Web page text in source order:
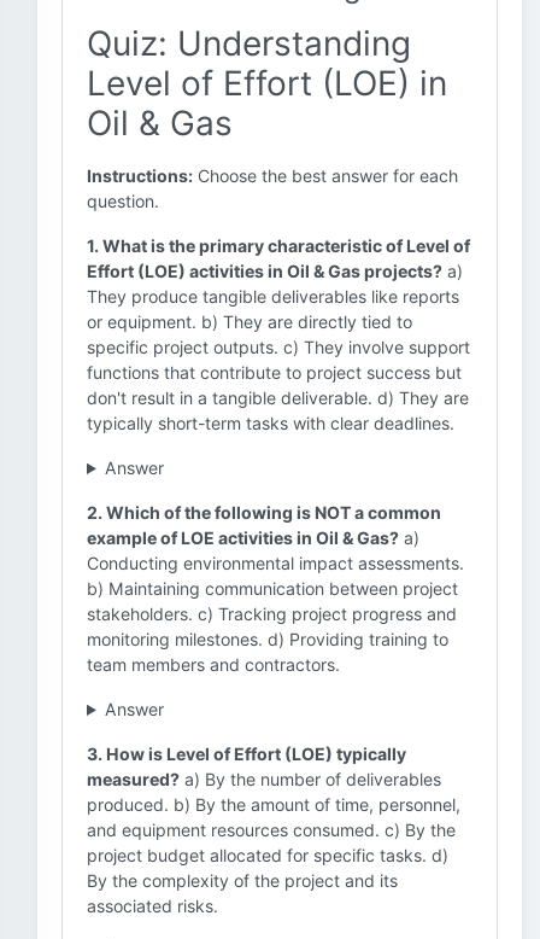
Quiz: Understanding
Level of Effort (LOE) in
Oil & Gas
Instructions: Choose the best answer for each
question.
1. What is the primary characteristic of Level of
Effort (LOE) activities in Oil & Gas projects? a)
They produce tangible deliverables like reports
or equipment. b) They are directly tied to
specific project outputs. c) They involve support
functions that contribute to project success but
don't result in a tangible deliverable. d) They are
typically short-term tasks with clear deadlines.
Answer
2. Which of the following is NOT a common
example of LOE activities in Oil & Gas? a)
Conducting environmental impact assessments.
b) Maintaining communication between project
stakeholders. c) Tracking project progress and
monitoring milestones. d) Providing training to
team members and contractors.
Answer
3. How is Level of Effort (LOE) typically
measured? a) By the number of deliverables
produced. b) By the amount of time, personnel,
and equipment resources consumed. c) By the
project budget allocated for specific tasks. d)
By the complexity of the project and its
associated risks.